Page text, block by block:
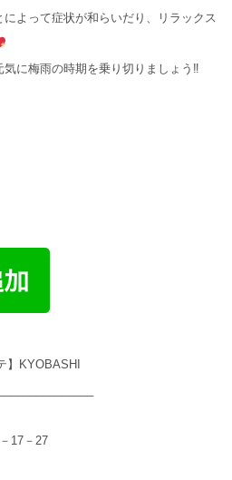
よって症状が和らいだり、リラックス
に梅雨の時期を乗り切りましょう‼
】KYOBASHI
17－27